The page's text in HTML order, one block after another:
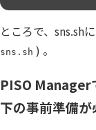
ところで、sns.sh
sns.sh ) 。
PISO Manager
下の事前準備が